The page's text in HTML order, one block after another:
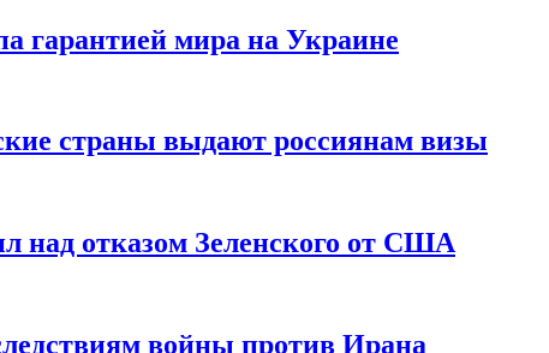
гарантией мира на Украине
страны выдают россиянам визы
над отказом Зеленского от США
войны против Ирана